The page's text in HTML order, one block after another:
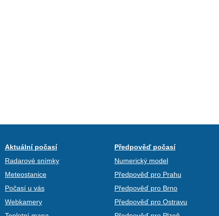
Aktuální počasí
Radarové snímky
Meteostanice
Počasí u vás
Webkamery
Předpověď počasí
Numerický model
Předpověď pro Prahu
Předpověď pro Brno
Předpověď pro Ostravu